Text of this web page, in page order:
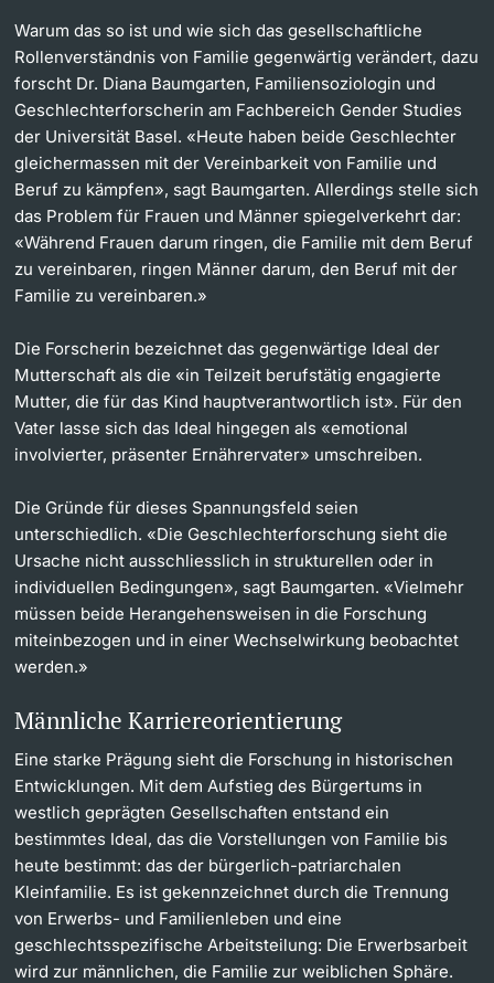
Dozierende
weitere Informationen
Warum das so ist und wie sich das gesellschaftliche
Rollenverständnis von Familie gegenwärtig verändert, dazu
forscht Dr. Diana Baumgarten, Familiensoziologin und
Geschlechterforscherin am Fachbereich Gender Studies
der Universität Basel. «Heute haben beide Geschlechter
gleichermassen mit der Vereinbarkeit von Familie und
Beruf zu kämpfen», sagt Baumgarten. Allerdings stelle sich
das Problem für Frauen und Männer spiegelverkehrt dar:
«Während Frauen darum ringen, die Familie mit dem Beruf
zu vereinbaren, ringen Männer darum, den Beruf mit der
Familie zu vereinbaren.»
Die Forscherin bezeichnet das gegenwärtige Ideal der
Mutterschaft als die «in Teilzeit berufstätig engagierte
Mutter, die für das Kind hauptverantwortlich ist». Für den
Vater lasse sich das Ideal hingegen als «emotional
involvierter, präsenter Ernährervater» umschreiben.
Die Gründe für dieses Spannungsfeld seien
unterschiedlich. «Die Geschlechterforschung sieht die
Ursache nicht ausschliesslich in strukturellen oder in
individuellen Bedingungen», sagt Baumgarten. «Vielmehr
müssen beide Herangehensweisen in die Forschung
miteinbezogen und in einer Wechselwirkung beobachtet
werden.»
Männliche Karriereorientierung
Eine starke Prägung sieht die Forschung in historischen
Entwicklungen. Mit dem Aufstieg des Bürgertums in
westlich geprägten Gesellschaften entstand ein
bestimmtes Ideal, das die Vorstellungen von Familie bis
heute bestimmt: das der bürgerlich-patriarchalen
Kleinfamilie. Es ist gekennzeichnet durch die Trennung
von Erwerbs- und Familienleben und eine
geschlechtsspezifische Arbeitsteilung: Die Erwerbsarbeit
wird zur männlichen, die Familie zur weiblichen Sphäre.